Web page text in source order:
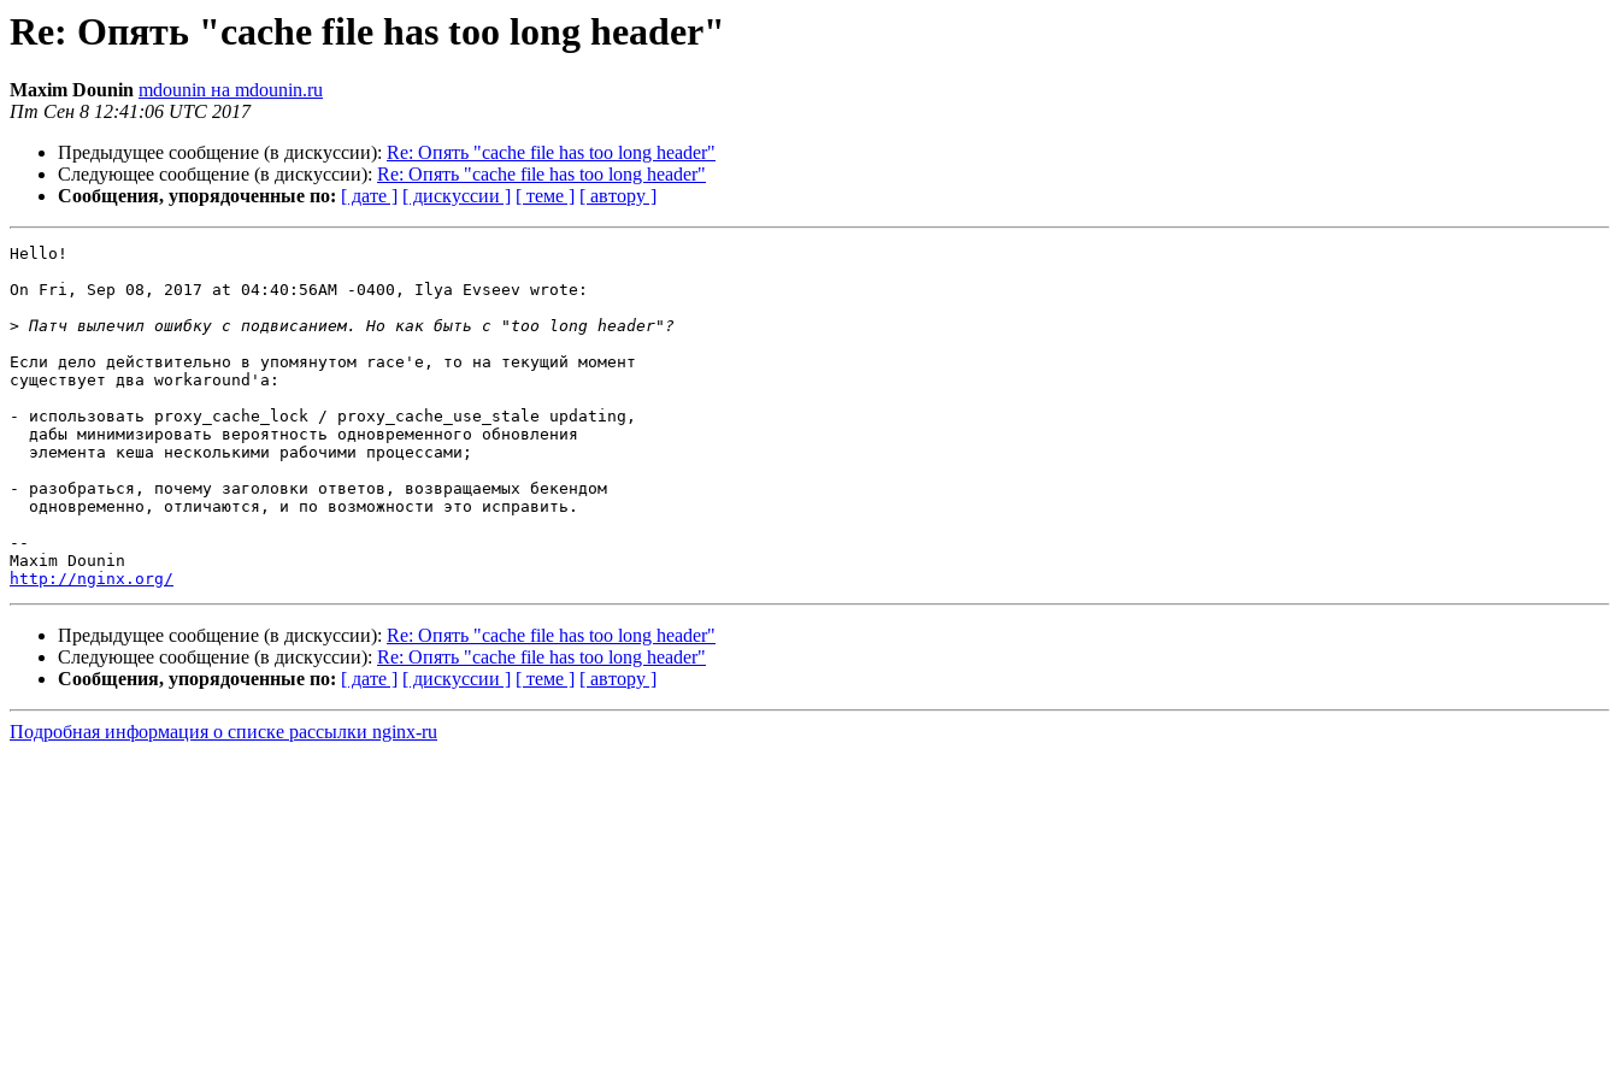
Re: Опять "cache file has too long header"
Maxim Dounin mdounin на mdounin.ru
Пт Сен 8 12:41:06 UTC 2017
Предыдущее сообщение (в дискуссии): Re: Опять "cache file has too long header"
Следующее сообщение (в дискуссии): Re: Опять "cache file has too long header"
Сообщения, упорядоченные по: [ дате ] [ дискуссии ] [ теме ] [ автору ]
Hello!
On Fri, Sep 08, 2017 at 04:40:56AM -0400, Ilya Evseev wrote:
>
Если дело действительно в упомянутом race'е, то на текущий момент
существует два workaround'а:
- использовать proxy_cache_lock / proxy_cache_use_stale updating,
- разобраться, почему заголовки ответов, возвращаемых бекендом
--
http://nginx.org/
Предыдущее сообщение (в дискуссии): Re: Опять "cache file has too long header"
Следующее сообщение (в дискуссии): Re: Опять "cache file has too long header"
Сообщения, упорядоченные по: [ дате ] [ дискуссии ] [ теме ] [ автору ]
Подробная информация о списке рассылки nginx-ru